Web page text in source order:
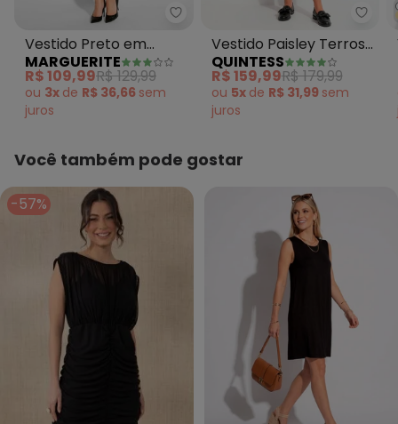
Marguerite - Vestido Preto em
Vestido Preto em
Malha de Crepe e Tule
MARGUERITE
R$ 109,99R$ 129,99
ou 3x de R$ 36,66 sem
juros
Vestido Paisley Terroso
em Malha Fria
QUINTESS
R$ 159,99R$ 179,99
ou 5x de R$ 31,99 sem
juros
Você também pode gostar
-57%